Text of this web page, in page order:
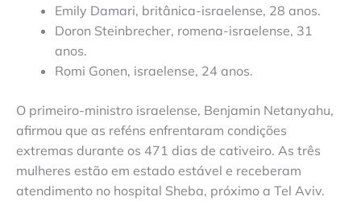
Emily Damari, britânica-israelense, 28 anos.
Doron Steinbrecher, romena-israelense, 31
anos.
Romi Gonen, israelense, 24 anos.
O primeiro-ministro israelense, Benjamin Netanyahu,
afirmou que as reféns enfrentaram condições
extremas durante os 471 dias de cativeiro. As três
mulheres estão em estado estável e receberam
atendimento no hospital Sheba, próximo a Tel Aviv.